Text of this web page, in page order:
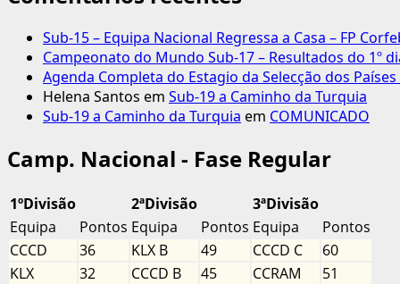
Sub-15 – Equipa Nacional Regressa a Casa – FP
Campeonato do Mundo Sub-17 – Resultados do 1º
Agenda Completa do Estagio da Selecção dos
Helena Santos em Sub-19 a Caminho da Turquia
Sub-19 a Caminho da Turquia em COMUNICADO
Camp. Nacional - Fase Regular
1ºDivisão 2ªDivisão
3ªDivisão
Equipa
Pontos Equipa Pontos Equipa
Pontos
CCCD
36 KLX B 49 CCCD C
60
KLX
32 CCCD B 45 CCRAM
51